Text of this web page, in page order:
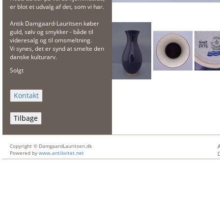
er blot et udvalg af det, som vi har.
Antik Damgaard-Lauritsen køber
guld, sølv og smykker - både til
videresalg og til omsmeltning.
Vi synes, det er synd at smelte den
danske kulturarv.
Solgt
Tilbage
Copyright © DamgaardLauritsen.dk
Powered by www.antikvitet.net